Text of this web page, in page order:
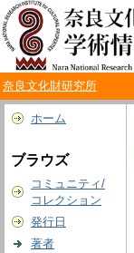
奈良文化財研究所
ホーム
ブラウズ
コミュニティ/
コレクション
発行日
著者